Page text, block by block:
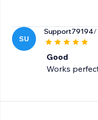
SU
Support79194/
Good
Works